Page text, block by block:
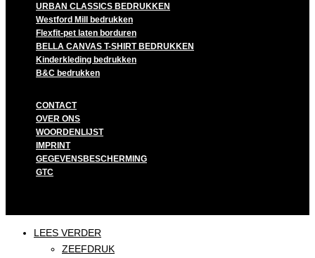
URBAN CLASSICS BEDRUKKEN
Westford Mill bedrukken
Flexfit-pet laten borduren
BELLA CANVAS T-SHIRT BEDRUKKEN
Kinderkleding bedrukken
B&C bedrukken
CONTACT
OVER ONS
WOORDENLIJST
IMPRINT
GEGEVENSBESCHERMING
GTC
LEES VERDER
ZEEFDRUK